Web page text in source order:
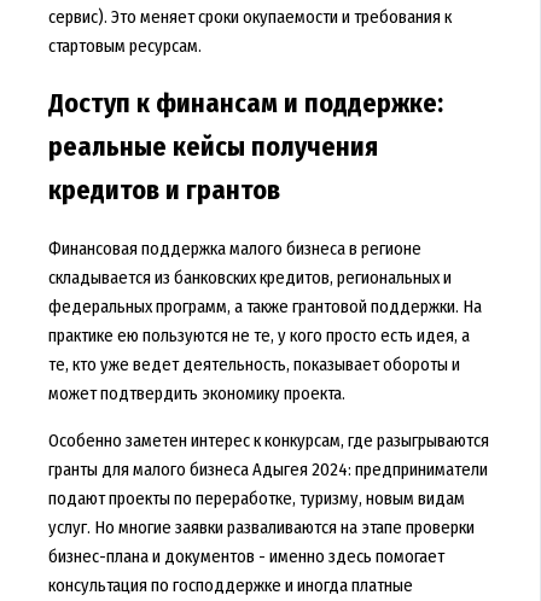
сервис). Это меняет сроки окупаемости и требования к
стартовым ресурсам.
Доступ к финансам и поддержке:
реальные кейсы получения
кредитов и грантов
Финансовая поддержка малого бизнеса в регионе
складывается из банковских кредитов, региональных и
федеральных программ, а также грантовой поддержки. На
практике ею пользуются не те, у кого просто есть идея, а
те, кто уже ведет деятельность, показывает обороты и
может подтвердить экономику проекта.
Особенно заметен интерес к конкурсам, где разыгрываются
гранты для малого бизнеса Адыгея 2024: предприниматели
подают проекты по переработке, туризму, новым видам
услуг. Но многие заявки разваливаются на этапе проверки
бизнес-плана и документов - именно здесь помогает
консультация по господдержке и иногда платные